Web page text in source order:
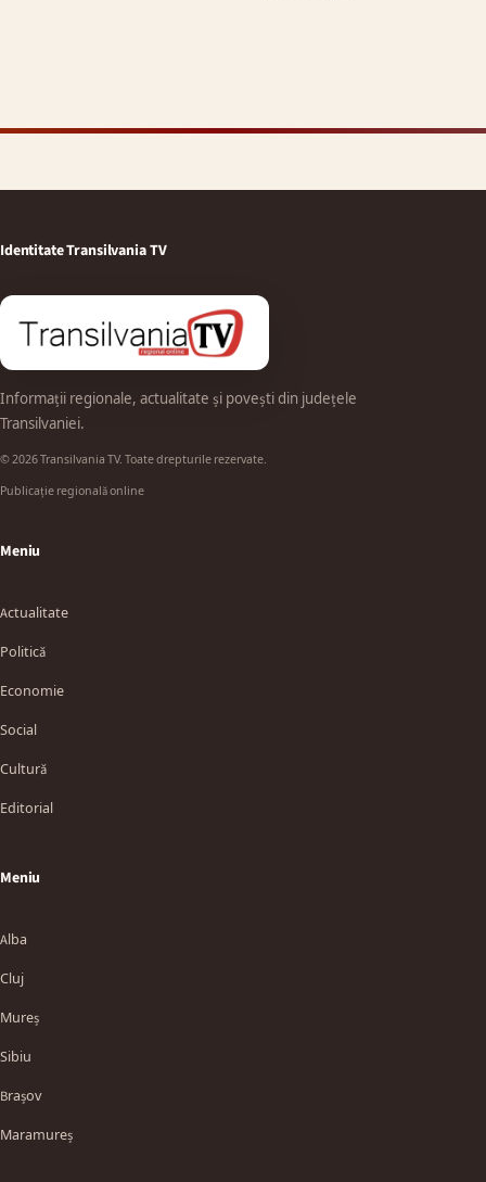
Identitate Transilvania TV
Informații regionale, actualitate și povești din județele
Transilvaniei.
© 2026 Transilvania TV. Toate drepturile rezervate.
Publicație regională online
Meniu
Actualitate
Politică
Economie
Social
Cultură
Editorial
Meniu
Alba
Cluj
Mureș
Sibiu
Brașov
Maramureș